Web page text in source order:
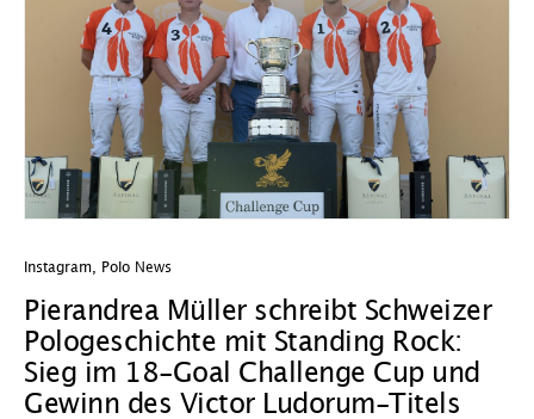
Instagram Polo News
Pierandrea Müller schreibt Schweizer
Pologeschichte mit Standing Rock:
Sieg im 18-Goal Challenge Cup und
Gewinn des Victor Ludorum-Titels